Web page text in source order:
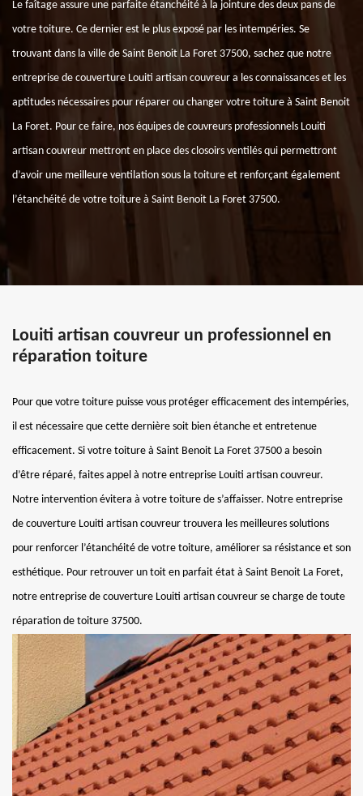
Le faîtage assure une parfaite étanchéité à la jointure des deux pans de
votre toiture. Ce dernier est le plus exposé par les intempéries. Se
trouvant dans la ville de Saint Benoit La Foret 37500, sachez que notre
entreprise de couverture Louiti artisan couvreur a les connaissances et les
aptitudes nécessaires pour réparer ou changer votre toiture à Saint Benoit
La Foret. Pour ce faire, nos équipes de couvreurs professionnels Louiti
artisan couvreur mettront en place des closoirs ventilés qui permettront
d’avoir une meilleure ventilation sous la toiture et renforçant également
l’étanchéité de votre toiture à Saint Benoit La Foret 37500.
Louiti artisan couvreur un professionnel en
réparation toiture
Pour que votre toiture puisse vous protéger efficacement des intempéries,
il est nécessaire que cette dernière soit bien étanche et entretenue
efficacement. Si votre toiture à Saint Benoit La Foret 37500 a besoin
d’être réparé, faites appel à notre entreprise Louiti artisan couvreur.
Notre intervention évitera à votre toiture de s’affaisser. Notre entreprise
de couverture Louiti artisan couvreur trouvera les meilleures solutions
pour renforcer l’étanchéité de votre toiture, améliorer sa résistance et son
esthétique. Pour retrouver un toit en parfait état à Saint Benoit La Foret,
notre entreprise de couverture Louiti artisan couvreur se charge de toute
réparation de toiture 37500.